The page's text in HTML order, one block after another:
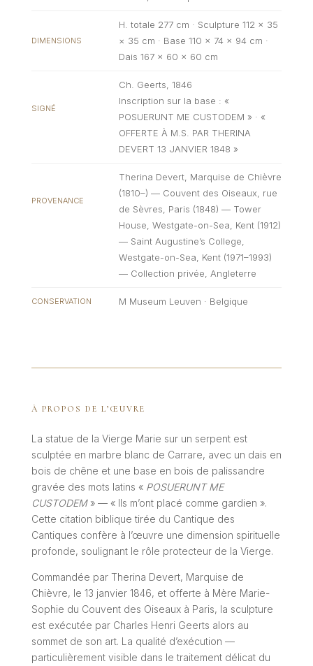
DIMENSIONS
H. totale 277 cm · Sculpture 112 × 35
× 35 cm · Base 110 × 74 × 94 cm ·
Dais 167 × 60 × 60 cm
SIGNÉ
Ch. Geerts, 1846
Inscription sur la base : «
POSUERUNT ME CUSTODEM » · «
OFFERTE À M.S. PAR THERINA
DEVERT 13 JANVIER 1848 »
PROVENANCE
Therina Devert, Marquise de Chièvre
(1810–) — Couvent des Oiseaux, rue
de Sèvres, Paris (1848) — Tower
House, Westgate-on-Sea, Kent (1912)
— Saint Augustine’s College,
Westgate-on-Sea, Kent (1971–1993)
— Collection privée, Angleterre
CONSERVATION M Museum Leuven · Belgique
À PROPOS DE L’ŒUVRE
La statue de la Vierge Marie sur un serpent est
sculptée en marbre blanc de Carrare, avec un dais en
bois de chêne et une base en bois de palissandre
gravée des mots latins « POSUERUNT ME
CUSTODEM» — « Ils m’ont placé comme gardien ».
Cette citation biblique tirée du Cantique des
Cantiques confère à l’œuvre une dimension spirituelle
profonde, soulignant le rôle protecteur de la Vierge.
Commandée par Therina Devert, Marquise de
Chièvre, le 13 janvier 1846, et offerte à Mère Marie-
Sophie du Couvent des Oiseaux à Paris, la sculpture
est exécutée par Charles Henri Geerts alors au
sommet de son art. La qualité d’exécution —
particulièrement visible dans le traitement délicat du